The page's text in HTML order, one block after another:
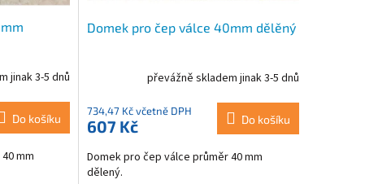
jinak 3-5 dnů
Do košíku
mm
Domek pro čep válce 40mm dělěný
převážně skladem jinak 3-5 dnů
734,47 Kč včetně DPH
607 Kč Do košíku
Domek pro čep válce průměr 40 mm
dělený.